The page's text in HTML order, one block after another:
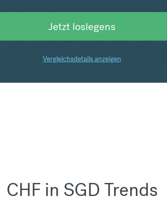
Jetzt loslegens
Vergleichsdetails anzeigen
CHF in SGD Trends